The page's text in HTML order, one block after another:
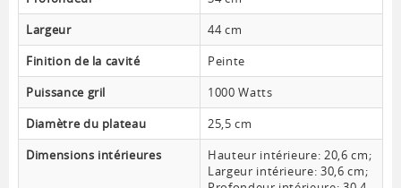
Largeur
44 cm
Finition de la cavité
Peinte
Puissance gril
1000 Watts
Diamètre du plateau
25,5 cm
Dimensions intérieures
Hauteur intérieure: 20,6 cm;
Largeur intérieure: 30,6 cm;